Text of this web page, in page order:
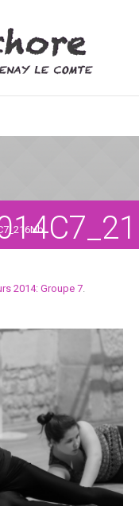
2014: Groupe 7.